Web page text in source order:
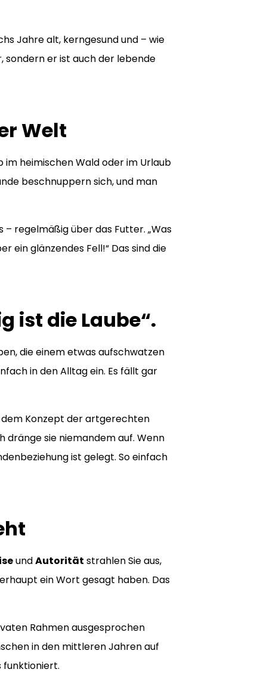
Jahre alt, kerngesund und – wie
sondern er ist auch der lebende
Welt
im heimischen Wald oder im Urlaub
beschnuppern sich, und man
regelmäßig über das Futter. „Was
ein glänzendes Fell!“ Das sind die
ist die Laube“.
die einem etwas aufschwatzen
in den Alltag ein. Es fällt gar
dem Konzept der artgerechten
dränge sie niemandem auf. Wenn
ist gelegt. So einfach
undAutorität strahlen Sie aus,
ein Wort gesagt haben. Das
Rahmen ausgesprochen
in den mittleren Jahren auf
funktioniert.